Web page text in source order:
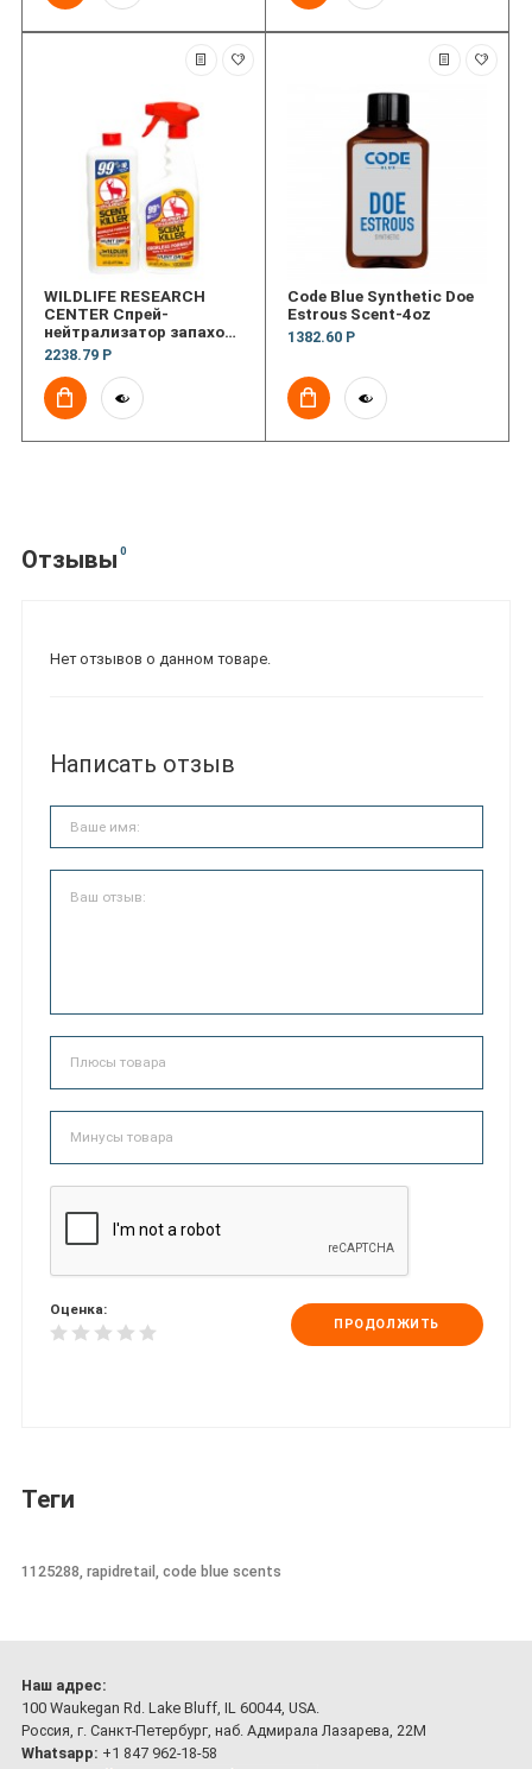
WILDLIFE RESEARCH
CENTER Спрей-
нейтрализатор запахов
(комбо-набор: 709 мл
дозаправка) Super
Charged Scent Killer
(24/24 Combo)
2238.79 Р
Code Blue Synthetic Doe
Estrous Scent-4oz
1382.60 Р
Отзывы 0
Нет отзывов о данном товаре.
Написать отзыв
Оценка:
ПРОДОЛЖИТЬ
Теги
1125288, rapidretail, code blue scents
Наш адрес:
100 Waukegan Rd. Lake Bluff, IL 60044, USA.
Россия, г. Санкт-Петербург, наб. Адмирала Лазарева, 22М
Whatsapp: +1 847 962-18-58